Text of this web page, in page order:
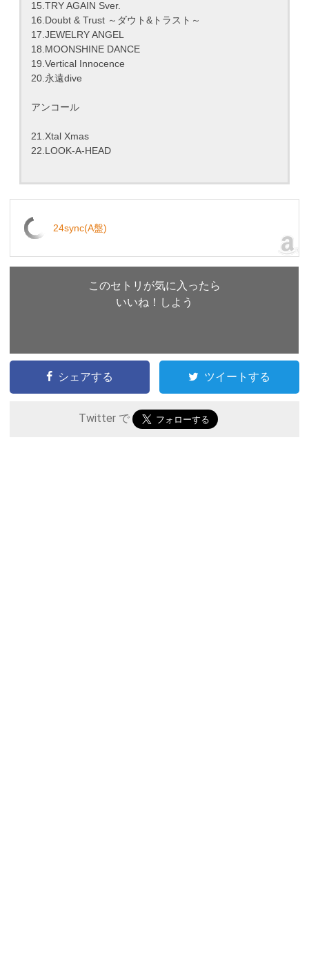
15.TRY AGAIN Sver.
16.Doubt & Trust ～ダウト&トラスト～
17.JEWELRY ANGEL
18.MOONSHINE DANCE
19.Vertical Innocence
20.永遠dive
アンコール
21.Xtal Xmas
22.LOOK-A-HEAD
24sync(A盤)
このセトリが気に入ったら
いいね！しよう
シェアする ツイートする
Twitter で